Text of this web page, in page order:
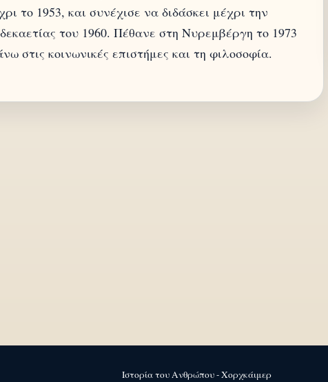
το 1953, και συνέχισε να διδάσκει μέχρι την
του 1960. Πέθανε στη Νυρεμβέργη το 1973
στις κοινωνικές επιστήμες και τη φιλοσοφία.
Ιστορία του Ανθρώπου - Χορχκάιμερ